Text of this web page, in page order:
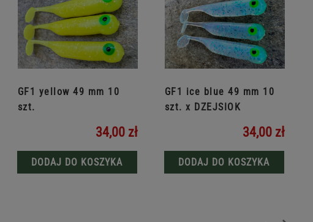
GF1 yellow 49 mm 10
szt.
34,00 zł
DODAJ DO KOSZYKA
GF1 ice blue 49 mm 10
szt. x DZEJSIOK
34,00 zł
DODAJ DO KOSZYKA